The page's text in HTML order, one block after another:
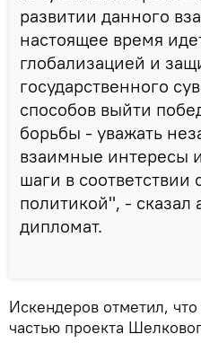
развитии данного
настоящее время
глобализацией и
государственного
способов выйти
борьбы - уважать
взаимные интересы
шаги в соответствии
политикой", - сказал
дипломат.
Искендеров отметил,
частью проекта